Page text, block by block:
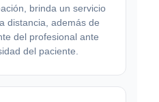
brinda un servicio
distancia, además de
del profesional ante
del paciente.